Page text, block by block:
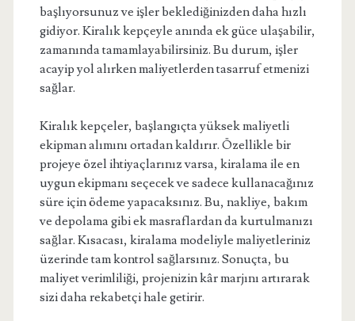
başlıyorsunuz ve işler beklediğinizden daha hızlı
gidiyor. Kiralık kepçeyle anında ek güce ulaşabilir,
zamanında tamamlayabilirsiniz. Bu durum, işler
acayip yol alırken maliyetlerden tasarruf etmenizi
sağlar.
Kiralık kepçeler, başlangıçta yüksek maliyetli
ekipman alımını ortadan kaldırır. Özellikle bir
projeye özel ihtiyaçlarınız varsa, kiralama ile en
uygun ekipmanı seçecek ve sadece kullanacağınız
süre için ödeme yapacaksınız. Bu, nakliye, bakım
ve depolama gibi ek masraflardan da kurtulmanızı
sağlar. Kısacası, kiralama modeliyle maliyetleriniz
üzerinde tam kontrol sağlarsınız. Sonuçta, bu
maliyet verimliliği, projenizin kâr marjını artırarak
sizi daha rekabetçi hale getirir.